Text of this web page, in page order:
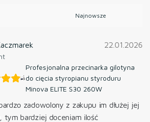
22.01.2026
Profesjonalna przecinarka gilotyna
do cięcia styropianu styroduru
Minova ELITE S30 260W
zadowolony z zakupu im dłużej jej
tym bardziej doceniam ilość